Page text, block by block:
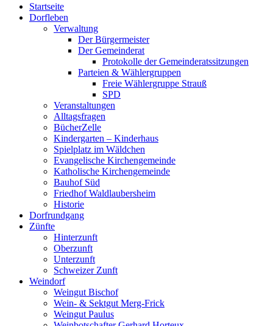
oben
scrollen
Startseite
Dorfleben
Verwaltung
Der Bürgermeister
Der Gemeinderat
Protokolle der Gemeinderatssitzungen
Parteien & Wählergruppen
Freie Wählergruppe Strauß
SPD
Veranstaltungen
Alltagsfragen
BücherZelle
Kindergarten – Kinderhaus
Spielplatz im Wäldchen
Evangelische Kirchengemeinde
Katholische Kirchengemeinde
Bauhof Süd
Friedhof Waldlaubersheim
Historie
Dorfrundgang
Zünfte
Hinterzunft
Oberzunft
Unterzunft
Schweizer Zunft
Weindorf
Weingut Bischof
Wein- & Sektgut Merg-Frick
Weingut Paulus